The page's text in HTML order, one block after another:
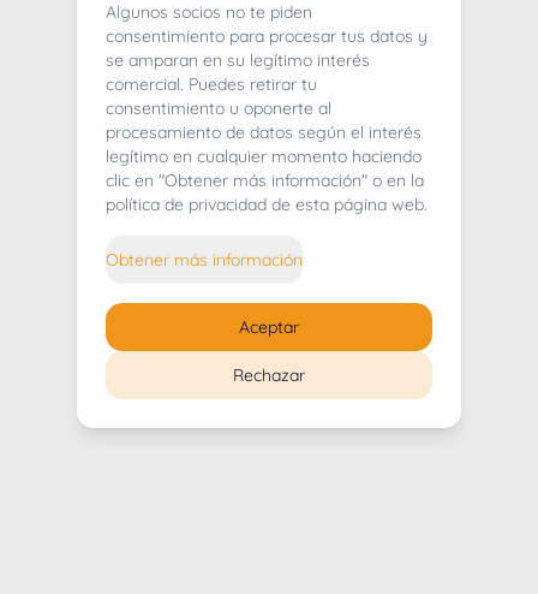
404
Whoops! Lo sentimos mucho.
Algunos socios no te piden
consentimiento para procesar tus datos y
se amparan en su legítimo interés
comercial. Puedes retirar tu
consentimiento u oponerte al
procesamiento de datos según el interés
legítimo en cualquier momento haciendo
clic en "Obtener más información" o en la
política de privacidad de esta página web.
Obtener más información
Rechazar
Aceptar